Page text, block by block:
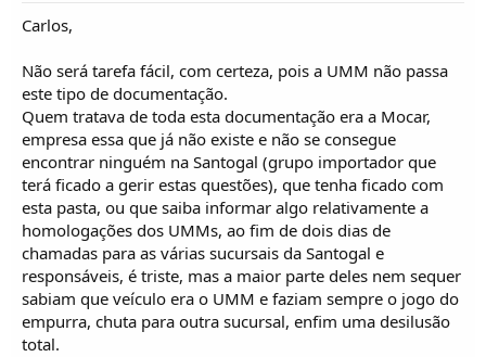
Carlos,
Não será tarefa fácil, com certeza, pois a UMM não passa
este tipo de documentação.
Quem tratava de toda esta documentação era a Mocar,
empresa essa que já não existe e não se consegue
encontrar ninguém na Santogal (grupo importador que
terá ficado a gerir estas questões), que tenha ficado com
esta pasta, ou que saiba informar algo relativamente a
homologações dos UMMs, ao fim de dois dias de
chamadas para as várias sucursais da Santogal e
responsáveis, é triste, mas a maior parte deles nem sequer
sabiam que veículo era o UMM e faziam sempre o jogo do
empurra, chuta para outra sucursal, enfim uma desilusão
total.